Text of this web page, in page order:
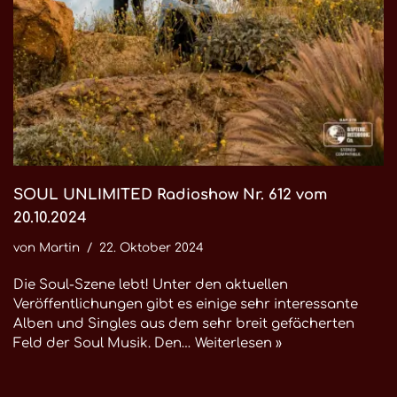
SOUL UNLIMITED Radioshow Nr. 612 vom
20.10.2024
von Martin 22. Oktober 2024
Die Soul-Szene lebt! Unter den aktuellen
Veröffentlichungen gibt es einige sehr interessante
Alben und Singles aus dem sehr breit gefächerten
Feld der Soul Musik. Den… Weiterlesen »